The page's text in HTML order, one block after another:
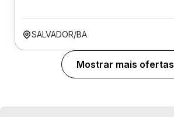
SALVADOR/BA
Mostrar mais ofertas